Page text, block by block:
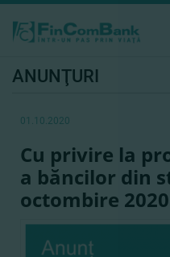
ANUNŢURI
01.10.2020
Cu privire la
a băncilor din
octombire 2020